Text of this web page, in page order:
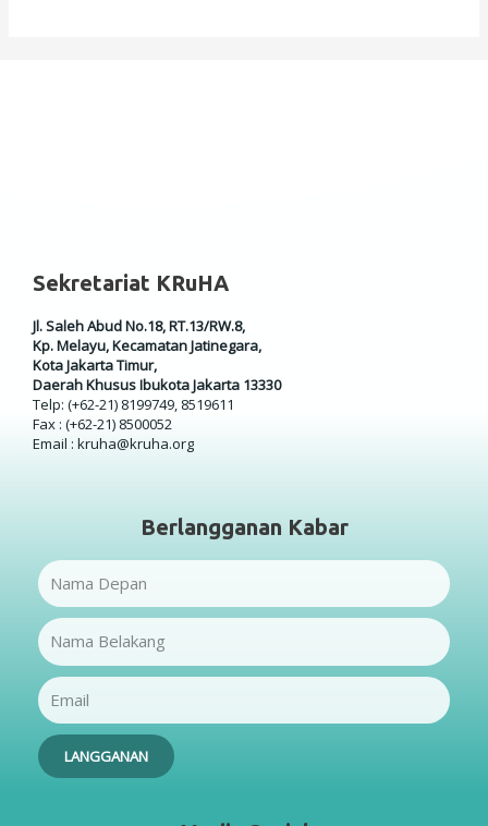
Sekretariat KRuHA
Jl. Saleh Abud No.18, RT.13/RW.8,
Kp. Melayu, Kecamatan Jatinegara,
Kota Jakarta Timur,
Daerah Khusus Ibukota Jakarta 13330
Telp: (+62-21) 8199749, 8519611
Fax : (+62-21) 8500052
Email : kruha@kruha.org
Berlangganan Kabar
Name
Name
Email
LANGGANAN